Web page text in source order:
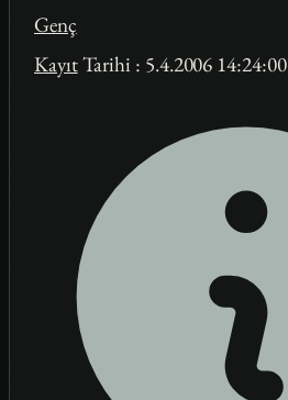
Genç
KayıtTarihi : 5.4.2006 14:24:00